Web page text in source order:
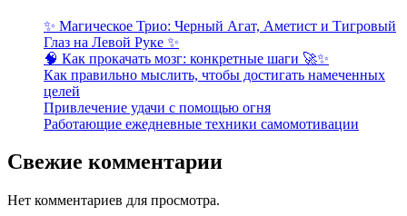
✨ Магическое Трио: Черный Агат, Аметист и Тигровый
Глаз на Левой Руке ✨
🧠 Как прокачать мозг: конкретные шаги 🚀✨
Как правильно мыслить, чтобы достигать намеченных
целей
Привлечение удачи с помощью огня
Работающие ежедневные техники самомотивации
Свежие комментарии
Нет комментариев для просмотра.